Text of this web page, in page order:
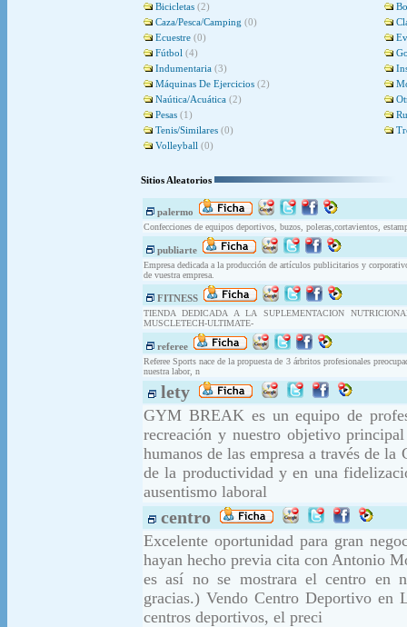
Bicicletas (2)
Caza/Pesca/Camping (0)
Ecuestre (0)
Fútbol (4)
Indumentaria (3)
Máquinas De Ejercicios (2)
Naútica/Acuática (2)
Pesas (1)
Tenis/Similares (0)
Volleyball (0)
Sitios Aleatorios
palermo
Confecciones de equipos deportivos, buzos, poleras,cortavientos,
publiarte
Empresa dedicada a la producción de artículos publicitarios y
de vuestra empresa.
FITNESS
TIENDA DEDICADA A LA SUPLEMENTACION
MUSCLETECH-ULTIMATE-
referee
Referee Sports nace de la propuesta de 3 árbritos profesionales
nuestra labor, n
lety
GYM BREAK es un equipo de
recreación y nuestro objetivo
humanos de las empresa a través de
de la productividad y en una
ausentismo laboral
centro
Excelente oportunidad para gran
hayan hecho previa cita con Antonio
es así no se mostrara el centro en
gracias.) Vendo Centro Deportivo en
centros deportivos, el preci